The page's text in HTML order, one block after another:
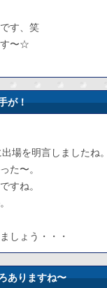
す、笑
す〜☆
が！
場を明言しましたね。
た〜。
すね。
しょう・・・
ありますね〜